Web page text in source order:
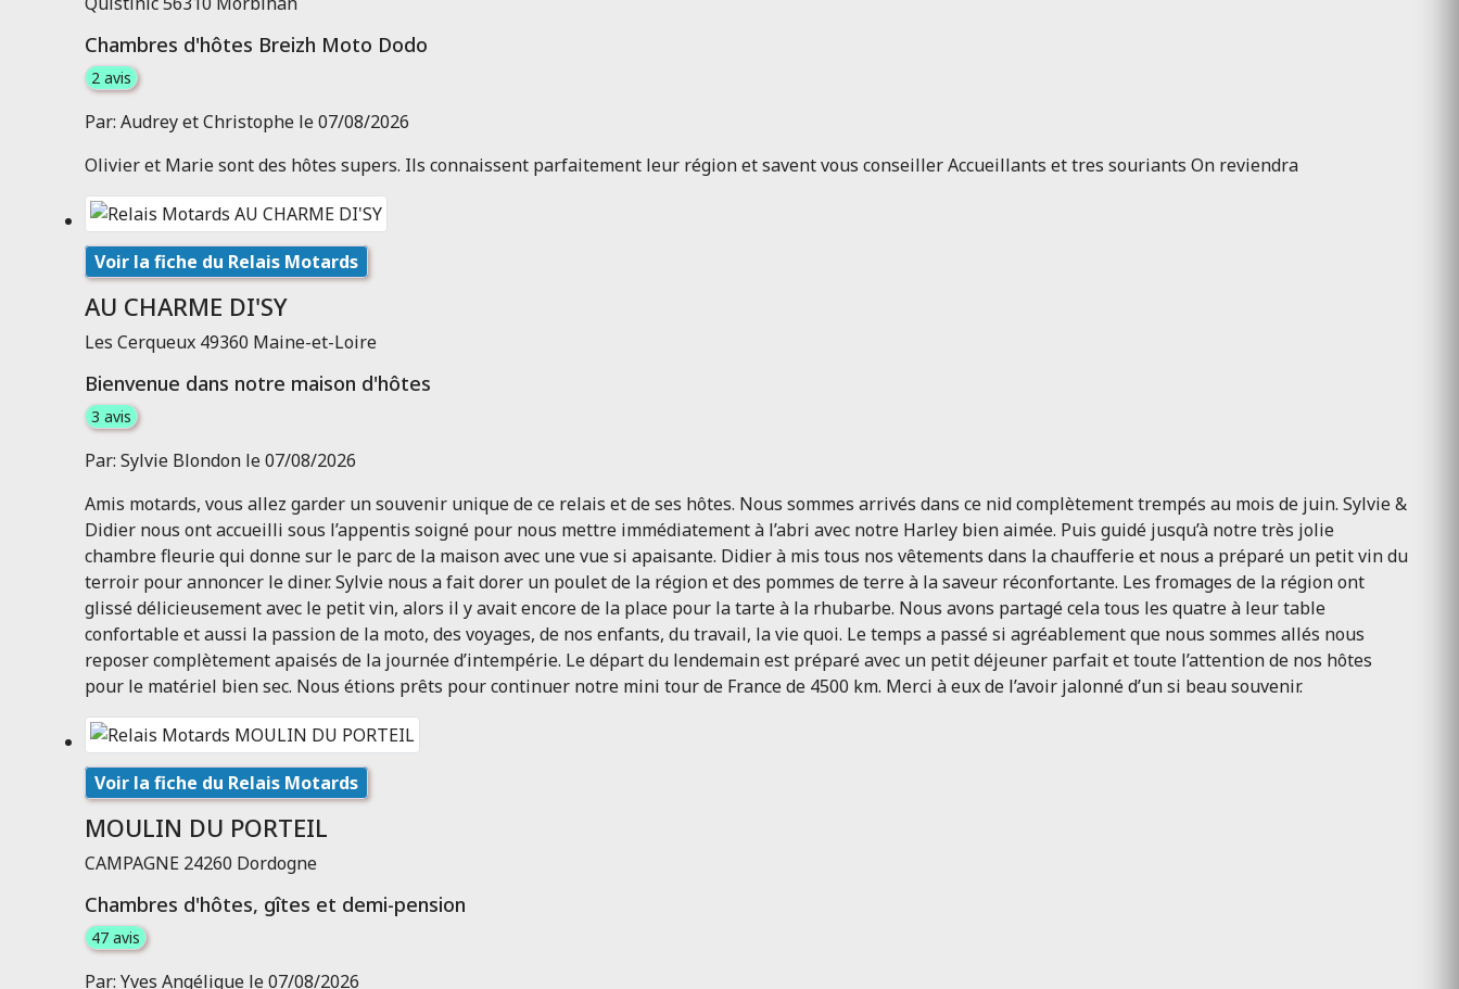
Chambres d'hôtes Breizh Moto Dodo
2 avis
Par: Audrey et Christophe le 07/08/2026
Olivier et Marie sont des hôtes supers. Ils connaissent parfaitement leur région et savent vous conseiller Accueillants et tres souriants On reviendra
Voir la fiche du Relais Motards
AU CHARME DI'SY
Les Cerqueux 49360 Maine-et-Loire
Bienvenue dans notre maison d'hôtes
3 avis
Par: Sylvie Blondon le 07/08/2026
Amis motards, vous allez garder un souvenir unique de ce relais et de ses hôtes. Nous sommes arrivés dans ce nid complètement trempés au mois de juin. Sylvie &
Didier nous ont accueilli sous l’appentis soigné pour nous mettre immédiatement à l’abri avec notre Harley bien aimée. Puis guidé jusqu’à notre très jolie
chambre fleurie qui donne sur le parc de la maison avec une vue si apaisante. Didier à mis tous nos vêtements dans la chaufferie et nous a préparé un petit vin du
terroir pour annoncer le diner. Sylvie nous a fait dorer un poulet de la région et des pommes de terre à la saveur réconfortante. Les fromages de la région ont
glissé délicieusement avec le petit vin, alors il y avait encore de la place pour la tarte à la rhubarbe. Nous avons partagé cela tous les quatre à leur table
confortable et aussi la passion de la moto, des voyages, de nos enfants, du travail, la vie quoi. Le temps a passé si agréablement que nous sommes allés nous
reposer complètement apaisés de la journée d’intempérie. Le départ du lendemain est préparé avec un petit déjeuner parfait et toute l’attention de nos hôtes
pour le matériel bien sec. Nous étions prêts pour continuer notre mini tour de France de 4500 km. Merci à eux de l’avoir jalonné d’un si beau souvenir.
Voir la fiche du Relais Motards
MOULIN DU PORTEIL
CAMPAGNE 24260 Dordogne
Chambres d'hôtes, gîtes et demi-pension
47 avis
Par: Yves Angélique le 07/08/2026